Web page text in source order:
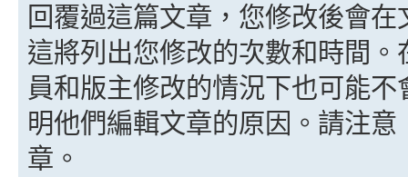
回覆過這篇文章，您修改後會
這將列出您修改的次數和時間
員和版主修改的情況下也可能
明他們編輯文章的原因。請注
章。